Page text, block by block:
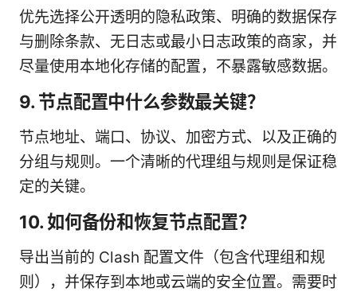
优先选择公开透明的隐私政策、明确的数据保存
与删除条款、无日志或最小日志政策的商家，并
尽量使用本地化存储的配置，不暴露敏感数据。
9. 节点配置中什么参数最关键？
节点地址、端口、协议、加密方式、以及正确的
分组与规则。一个清晰的代理组与规则是保证稳
定的关键。
10. 如何备份和恢复节点配置？
导出当前的 Clash 配置文件（包含代理组和规
则），并保存到本地或云端的安全位置。需要时